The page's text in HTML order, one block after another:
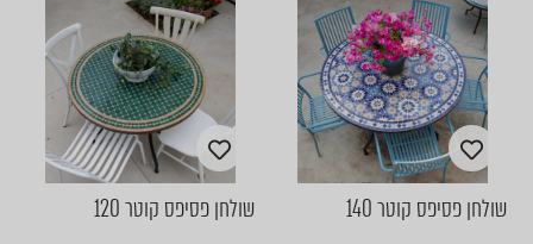
שולחן פסיפס קוטר 140 שולחן פסיפס קוטר 120